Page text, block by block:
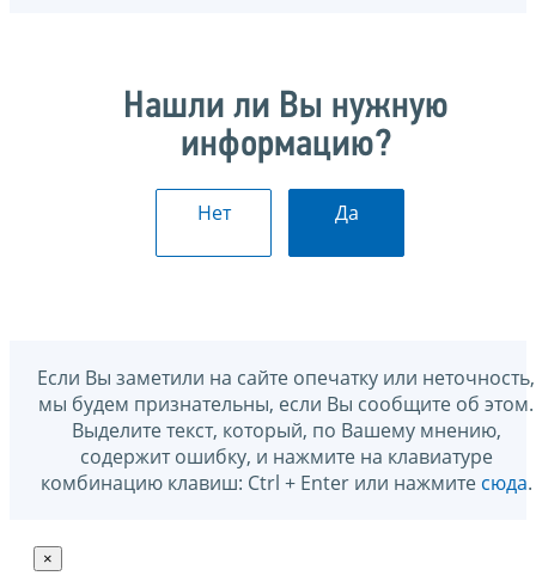
Нашли ли Вы нужную
информацию?
Нет Да
Если Вы заметили на сайте опечатку или неточность,
мы будем признательны, если Вы сообщите об этом.
Выделите текст, который, по Вашему мнению,
содержит ошибку, и нажмите на клавиатуре
комбинацию клавиш: Ctrl + Enter или нажмите сюда.
×